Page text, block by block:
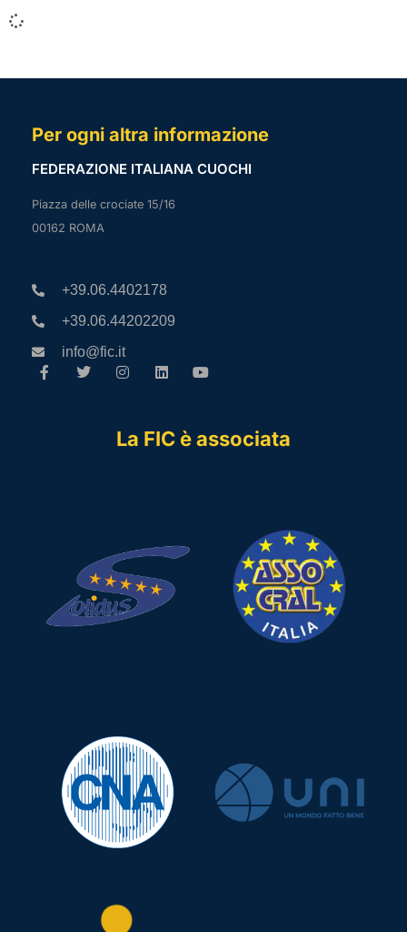
Per ogni altra informazione
FEDERAZIONE ITALIANA CUOCHI
Piazza delle crociate 15/16
00162 ROMA
+39.06.4402178
+39.06.44202209
info@fic.it
La FIC è associata